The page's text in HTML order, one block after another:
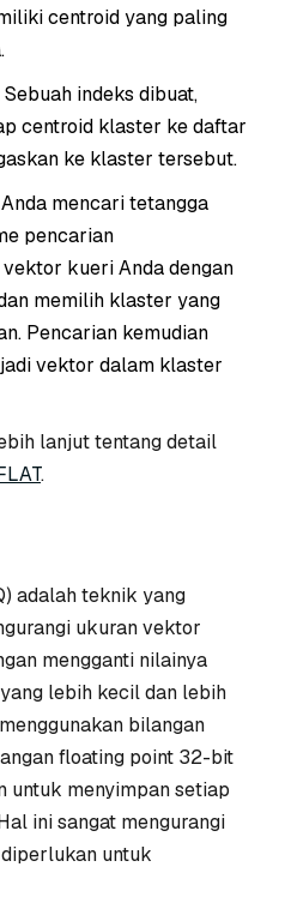
centroid yang paling
Sebuah indeks dibuat,
centroid klaster ke daftar
ke klaster tersebut.
mencari tetangga
pencarian
kueri Anda dengan
memilih klaster yang
Pencarian kemudian
vektor dalam klaster
lanjut tentang detail
.
adalah teknik yang
ukuran vektor
mengganti nilainya
lebih kecil dan lebih
menggunakan bilangan
floating point 32-bit
untuk menyimpan setiap
ini sangat mengurangi
untuk